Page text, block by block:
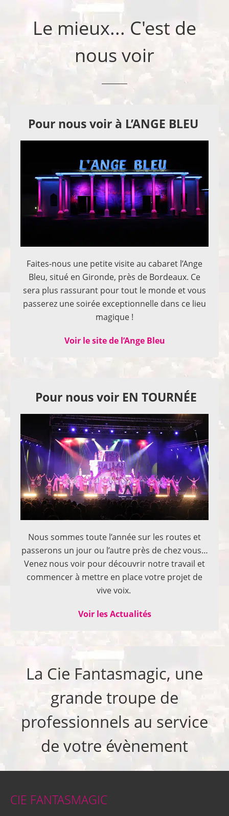
Le mieux... C'est de
nous voir
Pour nous voir à L’ANGE BLEU
Faites-nous une petite visite au cabaret l’Ange
Bleu, situé en Gironde, près de Bordeaux. Ce
sera plus rassurant pour tout le monde et vous
passerez une soirée exceptionnelle dans ce lieu
magique !
Voir le site de l’Ange Bleu
Pour nous voir EN TOURNÉE
Nous sommes toute l’année sur les routes et
passerons un jour ou l’autre près de chez vous…
Venez nous voir pour découvrir notre travail et
commencer à mettre en place votre projet de
vive voix.
Voir les Actualités
La Cie Fantasmagic, une
grande troupe de
professionnels au service
de votre évènement
CIE FANTASMAGIC